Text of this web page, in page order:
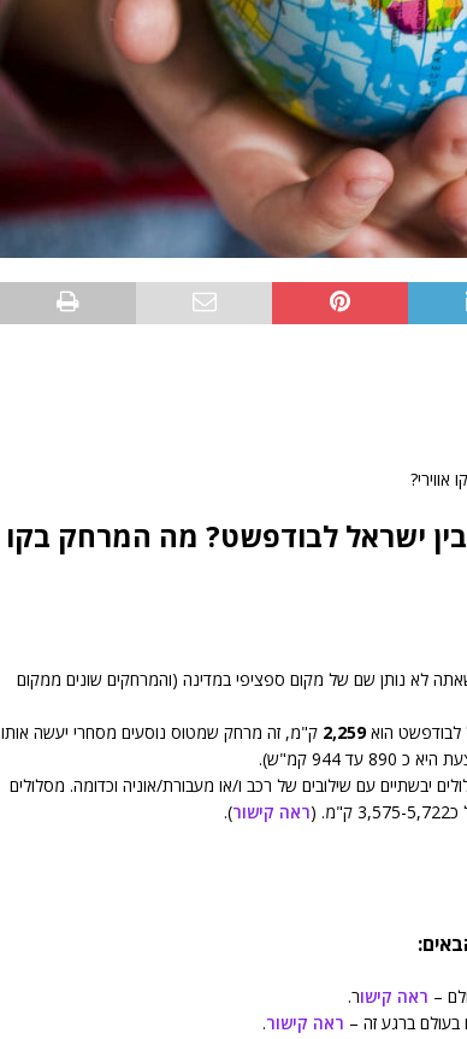
ישראל לבודפשט? מה המרחק בקו
לא נותן שם של מקום ספציפי במדינה (והמרחקים שונים ממקום
לבודפשט הוא2,259 ק"מ, זה מרחק שמטוס נוסעים מסחרי יעשה אותו
יבשתיים עם שילובים של רכב ו/או מעבורת/אוניה וכדומה. מסלולים
ראה קישור).
– ראה קישור.
בעולם ברגע זה – ראה קישור.